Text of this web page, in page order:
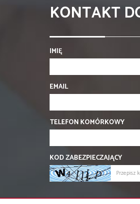
KONTAKT
IMIĘ
EMAIL
TELEFON KOMÓRKOWY
KOD ZABEZPIECZAJĄCY